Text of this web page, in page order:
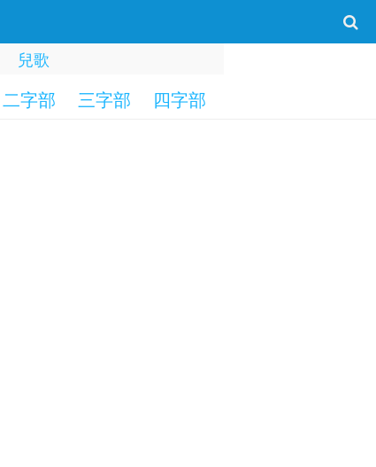
兒歌
二字部 三字部 四字部